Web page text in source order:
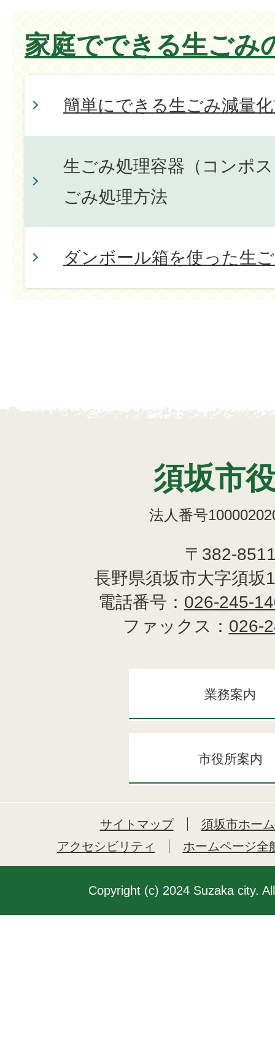
家庭でできる生ごみ
簡単にできる生ごみ減量
生ごみ処理容器（コンポ
ごみ処理方法
ダンボール箱を使った生
須坂市
法人番号
〒382-
長野県須坂市大字須坂
電話番号： 026-245-
ファックス： 026-
業務案内
市役所案内
サイトマップ
須坂市ホー
アクセシビリティ
ホームページ全
Copyright (c) 2024 Suzaka city.